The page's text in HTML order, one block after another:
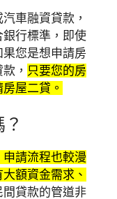
車融資貸款，
行標準，即使
您是想申請房
， 只要您的房
屋二貸。
請流程也較漫
額資金需求、
間貸款的管道非